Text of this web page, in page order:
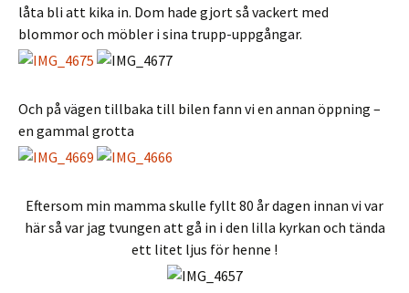
låta bli att kika in. Dom hade gjort så vackert med
blommor och möbler i sina trupp-uppgångar.
Och på vägen tillbaka till bilen fann vi en annan öppning –
en gammal grotta
Eftersom min mamma skulle fyllt 80 år dagen innan vi var
här så var jag tvungen att gå in i den lilla kyrkan och tända
ett litet ljus för henne !